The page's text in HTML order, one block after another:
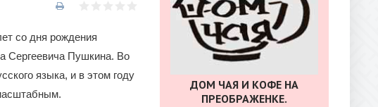
со дня рождения
Сергеевича Пушкина. Во
языка, и в этом году
ДОМ ЧАЯ И КОФЕ НА
ПРЕОБРАЖЕНКЕ.